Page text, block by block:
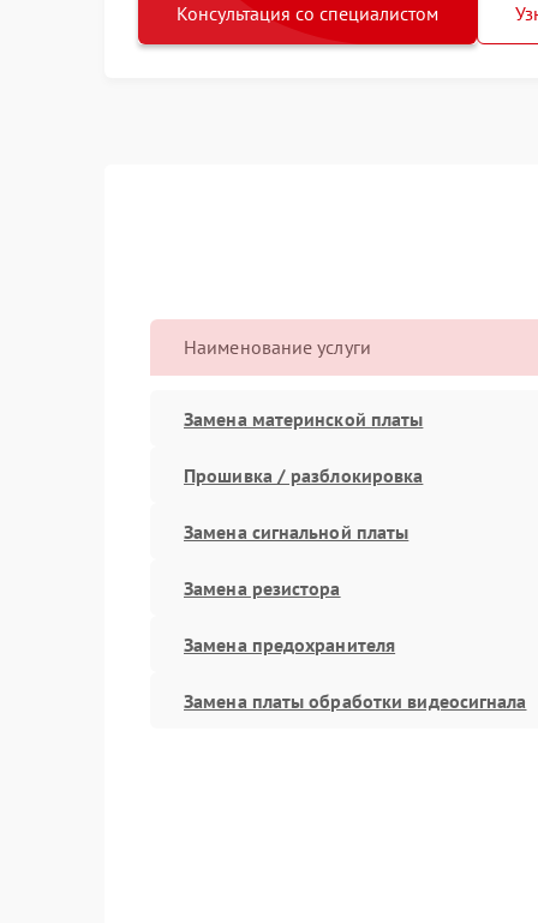
Консультация со специалистом
Наименование услуги
Замена материнской платы
Прошивка / разблокировка
Замена сигнальной платы
Замена резистора
Замена предохранителя
Замена платы обработки видеосигнала